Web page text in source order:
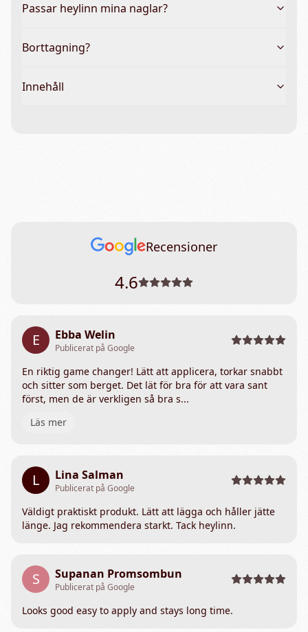
Passar heylinn mina naglar?
Borttagning?
Innehåll
Recensioner
4.6
E Ebba Welin
Publicerat på Google
En riktig game changer! Lätt att applicera, torkar snabbt
och sitter som berget. Det lät för bra för att vara sant
först, men de är verkligen så bra s...
Läs mer
L Lina Salman
Publicerat på Google
Väldigt praktiskt produkt. Lätt att lägga och håller jätte
länge. Jag rekommendera starkt. Tack heylinn.
S Supanan Promsombun
Publicerat på Google
Looks good easy to apply and stays long time.